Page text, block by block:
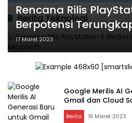
Berita Teknologi
Rencana Rilis
Berpotensi
Microsoft
17 Maret 2023
Google Merilis AI
Gmail dan Cloud
Berita 15 Maret 2023